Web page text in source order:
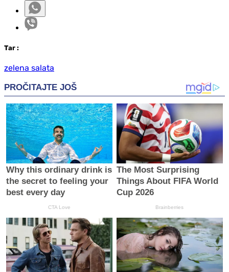
Таг :
zelena salata